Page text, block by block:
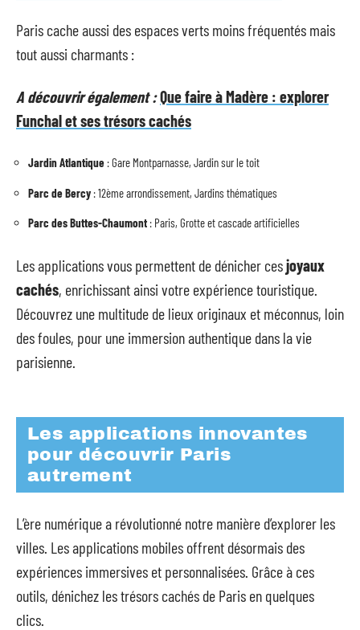
Paris cache aussi des espaces verts moins fréquentés mais
tout aussi charmants :
A découvrir également :Que faire à Madère : explorer
Funchal et ses trésors cachés
Jardin Atlantique : Gare Montparnasse, Jardin sur le toit
Parc de Bercy : 12ème arrondissement, Jardins thématiques
Parc des Buttes-Chaumont : Paris, Grotte et cascade artificielles
Les applications vous permettent de dénicher cesjoyaux
cachés, enrichissant ainsi votre expérience touristique.
Découvrez une multitude de lieux originaux et méconnus, loin
des foules, pour une immersion authentique dans la vie
parisienne.
Les applications innovantes
pour découvrir Paris
autrement
L’ère numérique a révolutionné notre manière d’explorer les
villes. Les applications mobiles offrent désormais des
expériences immersives et personnalisées. Grâce à ces
outils, dénichez les trésors cachés de Paris en quelques
clics.